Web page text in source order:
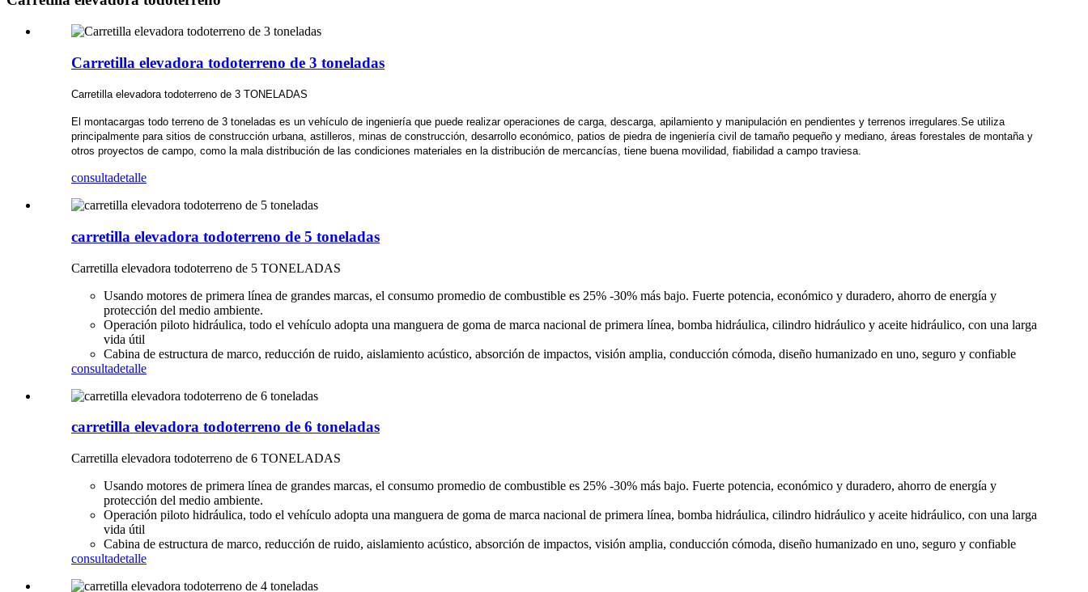
Carretilla elevadora todoterreno de 3 toneladas
Carretilla elevadora todoterreno de 3 TONELADAS
El montacargas todo terreno de 3 toneladas es un vehículo de ingeniería que puede realizar operaciones de carga, descarga, apilamiento y manipulación en pendientes y terrenos irregulares.Se utiliza
principalmente para sitios de construcción urbana, astilleros, minas de construcción, desarrollo económico, patios de piedra de ingeniería civil de tamaño pequeño y mediano, áreas forestales de montaña y
otros proyectos de campo, como la mala distribución de las condiciones materiales en la distribución de mercancías, tiene buena movilidad, fiabilidad a campo traviesa.
consultadetalle
carretilla elevadora todoterreno de 5 toneladas
Carretilla elevadora todoterreno de 5 TONELADAS
Usando motores de primera línea de grandes marcas, el consumo promedio de combustible es 25% -30% más bajo. Fuerte potencia, económico y duradero, ahorro de energía y
protección del medio ambiente.
Operación piloto hidráulica, todo el vehículo adopta una manguera de goma de marca nacional de primera línea, bomba hidráulica, cilindro hidráulico y aceite hidráulico, con una larga
vida útil
Cabina de estructura de marco, reducción de ruido, aislamiento acústico, absorción de impactos, visión amplia, conducción cómoda, diseño humanizado en uno, seguro y confiable
consultadetalle
carretilla elevadora todoterreno de 6 toneladas
Carretilla elevadora todoterreno de 6 TONELADAS
Usando motores de primera línea de grandes marcas, el consumo promedio de combustible es 25% -30% más bajo. Fuerte potencia, económico y duradero, ahorro de energía y
protección del medio ambiente.
Operación piloto hidráulica, todo el vehículo adopta una manguera de goma de marca nacional de primera línea, bomba hidráulica, cilindro hidráulico y aceite hidráulico, con una larga
vida útil
Cabina de estructura de marco, reducción de ruido, aislamiento acústico, absorción de impactos, visión amplia, conducción cómoda, diseño humanizado en uno, seguro y confiable
consultadetalle